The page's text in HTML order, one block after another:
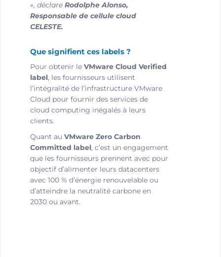
», déclare Rodolphe Alonso,
Responsable de cellule cloud
CELESTE.
Que signifient ces labels ?
Pour obtenir le VMware Cloud Verified
label, les fournisseurs utilisent
l’intégralité de l’infrastructure VMware
Cloud pour fournir des services de
cloud computing inégalés à leurs
clients.
Quant au VMware Zero Carbon
Committed label, c’est un engagement
que les fournisseurs prennent avec pour
objectif d’alimenter leurs datacenters
avec 100 % d’énergie renouvelable ou
d’atteindre la neutralité carbone en
2030 ou avant.